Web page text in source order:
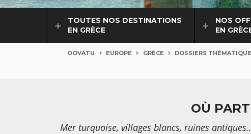
TOUTES NOS DESTINATIONS
EN GRÈCE
NOS
EN
OOVATU EUROPE GRÈCE DOSSIERS
OÙ
Mer turquoise, villages blancs, ruines